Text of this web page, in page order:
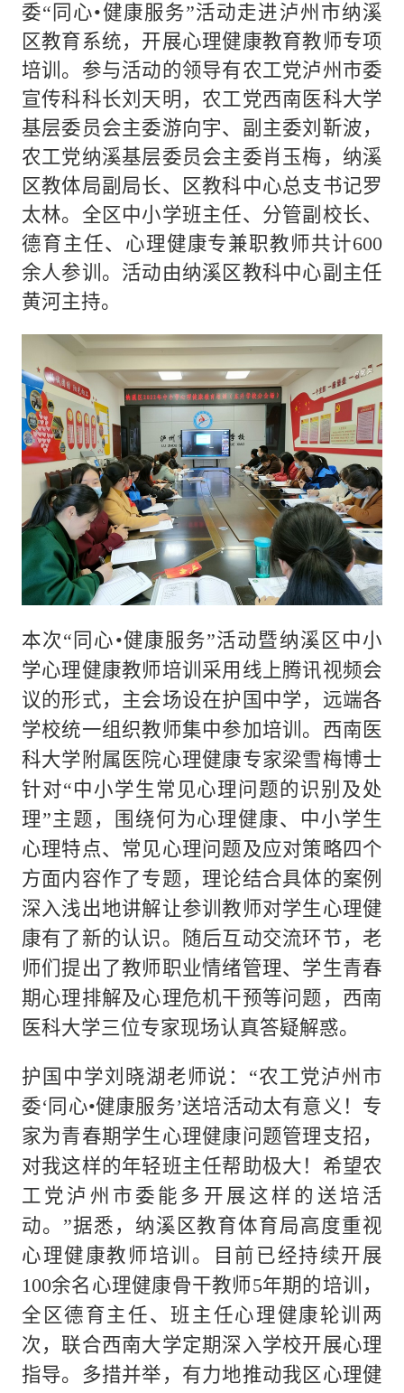
委“同心•健康服务”活动走进泸州市纳溪
区教育系统，开展心理健康教育教师专项
培训。参与活动的领导有农工党泸州市委
宣传科科长刘天明，农工党西南医科大学
基层委员会主委游向宇、副主委刘靳波，
农工党纳溪基层委员会主委肖玉梅，纳溪
区教体局副局长、区教科中心总支书记罗
太林。全区中小学班主任、分管副校长、
德育主任、心理健康专兼职教师共计600
余人参训。活动由纳溪区教科中心副主任
黄河主持。
本次“同心•健康服务”活动暨纳溪区中小
学心理健康教师培训采用线上腾讯视频会
议的形式，主会场设在护国中学，远端各
学校统一组织教师集中参加培训。西南医
科大学附属医院心理健康专家梁雪梅博士
针对“中小学生常见心理问题的识别及处
理”主题，围绕何为心理健康、中小学生
心理特点、常见心理问题及应对策略四个
方面内容作了专题，理论结合具体的案例
深入浅出地讲解让参训教师对学生心理健
康有了新的认识。随后互动交流环节，老
师们提出了教师职业情绪管理、学生青春
期心理排解及心理危机干预等问题，西南
医科大学三位专家现场认真答疑解惑。
护国中学刘晓湖老师说：“农工党泸州市
委‘同心•健康服务’送培活动太有意义！专
家为青春期学生心理健康问题管理支招，
对我这样的年轻班主任帮助极大！希望农
工党泸州市委能多开展这样的送培活
动。”据悉，纳溪区教育体育局高度重视
心理健康教师培训。目前已经持续开展
100余名心理健康骨干教师5年期的培训，
全区德育主任、班主任心理健康轮训两
次，联合西南大学定期深入学校开展心理
指导。多措并举，有力地推动我区心理健